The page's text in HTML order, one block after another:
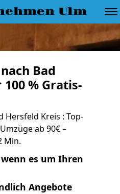
Ulm
Bad
% Gratis-
Hersfeld Kreis : Top-
ab 90€ –
Min.
es um Ihren
Angebote